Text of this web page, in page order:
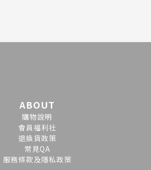
ABOUT
購物說明
會員福利社
退換貨政策
常見QA
服務條款及隱私政策